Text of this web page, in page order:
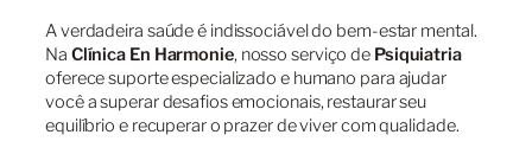
A verdadeira saúde é indissociável do bem-estar mental.
Na Clínica En Harmonie, nosso serviço de Psiquiatria
oferece suporte especializado e humano para ajudar
você a superar desafios emocionais, restaurar seu
equilíbrio e recuperar o prazer de viver com qualidade.